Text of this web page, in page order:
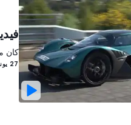
كان
27 يونيو/حزيران 2021